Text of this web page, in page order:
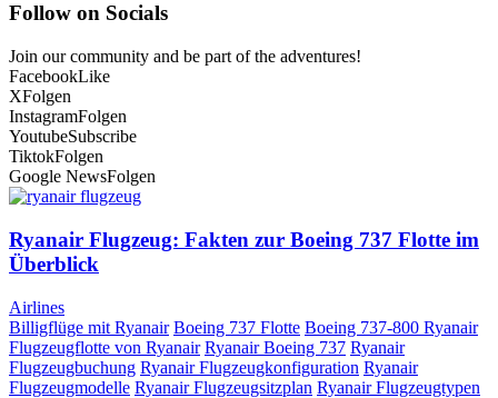
Follow on Socials
Join our community and be part of the adventures!
FacebookLike
XFolgen
InstagramFolgen
YoutubeSubscribe
TiktokFolgen
Google NewsFolgen
Ryanair Flugzeug: Fakten zur Boeing 737 Flotte im
Überblick
Airlines
Billigflüge mit Ryanair Boeing 737 Flotte Boeing 737-800 Ryanair
Flugzeugflotte von Ryanair Ryanair Boeing 737 Ryanair
Flugzeugbuchung Ryanair Flugzeugkonfiguration Ryanair
Flugzeugmodelle Ryanair Flugzeugsitzplan Ryanair Flugzeugtypen